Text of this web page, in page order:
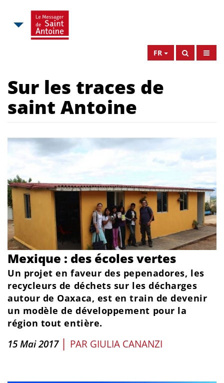
FR
Sur les traces de
saint Antoine
Mexique : des écoles vertes
Un projet en faveur des pepenadores, les
recycleurs de déchets sur les décharges
autour de Oaxaca, est en train de devenir
un modèle de développement pour la
région tout entière.
15 Mai 2017 | PAR GIULIA CANANZI